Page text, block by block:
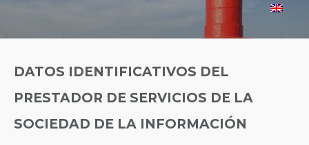
DATOS IDENTIFICATIVOS DEL
PRESTADOR DE SERVICIOS DE LA
SOCIEDAD DE LA INFORMACIÓN